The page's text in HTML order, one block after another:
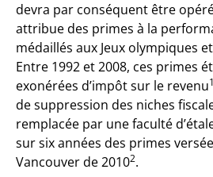
devra par conséquent être
attribue des primes à la
médaillés aux Jeux olympiques
Entre 1992 et 2008, ces primes
exonérées d’impôt sur le revenu1
de suppression des niches
remplacée par une faculté
sur six années des primes
Vancouver de 20102.